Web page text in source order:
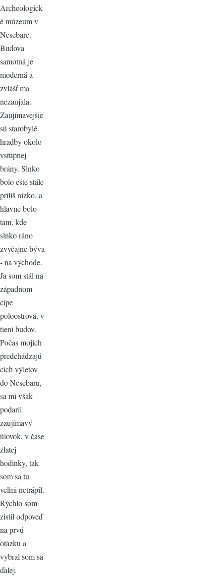
Archeologick
é múzeum v
Nesebare.
Budova
samotná je
moderná a
zvlášť ma
nezaujala.
Zaujímavejšie
sú starobylé
hradby okolo
vstupnej
brány. Slnko
bolo ešte stále
príliš nízko, a
hlavne bolo
tam, kde
slnko ráno
zvyčajne býva
- na východe.
Ja som stál na
západnom
cípe
poloostrova, v
tieni budov.
Počas mojich
predchádzajú
cich výletov
do Nesebaru,
sa mi však
podaril
zaujímavý
úlovok, v čase
zlatej
hodinky, tak
som sa tu
veľmi netrápil.
Rýchlo som
zistil odpoveď
na prvú
otázku a
vybral som sa
ďalej.